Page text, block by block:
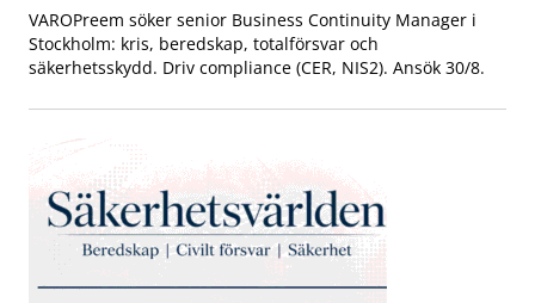
VAROPreem söker senior Business Continuity Manager i
Stockholm: kris, beredskap, totalförsvar och
säkerhetsskydd. Driv compliance (CER, NIS2). Ansök 30/8.